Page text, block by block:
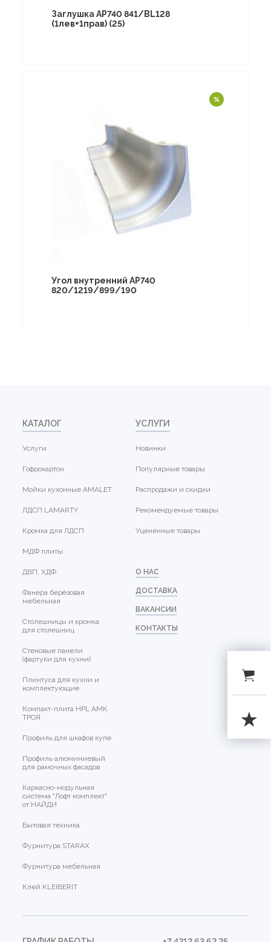
Заглушка АР740 841/BL128
(1лев+1прав) (25)
Угол внутренний АР740
820/1219/899/190
КАТАЛОГ
Услуги
Гофрокартон
Мойки кухонные AMALET
ЛДСП LAMARTY
Кромка для ЛДСП
МДФ плиты
ДВП, ХДФ
Фанера берёзовая
мебельная
Столешницы и кромка
для столешниц
Стеновые панели
(фартуки для кухни)
Плинтуса для кухни и
комплектующие
Компакт-плита HPL АМК
ТРОЯ
Профиль для шкафов купе
Профиль алюминиевый
для рамочных фасадов
Каркасно-модульная
система "Лофт комплект"
от НАЙДИ
Бытовая техника
Фурнитура STARAX
Фурнитура мебельная
Клей KLEIBERIT
УСЛУГИ
Новинки
Популярные товары
Распродажи и скидки
Рекомендуемые товары
Уцененные товары
О НАС
ДОСТАВКА
ВАКАНСИИ
КОНТАКТЫ